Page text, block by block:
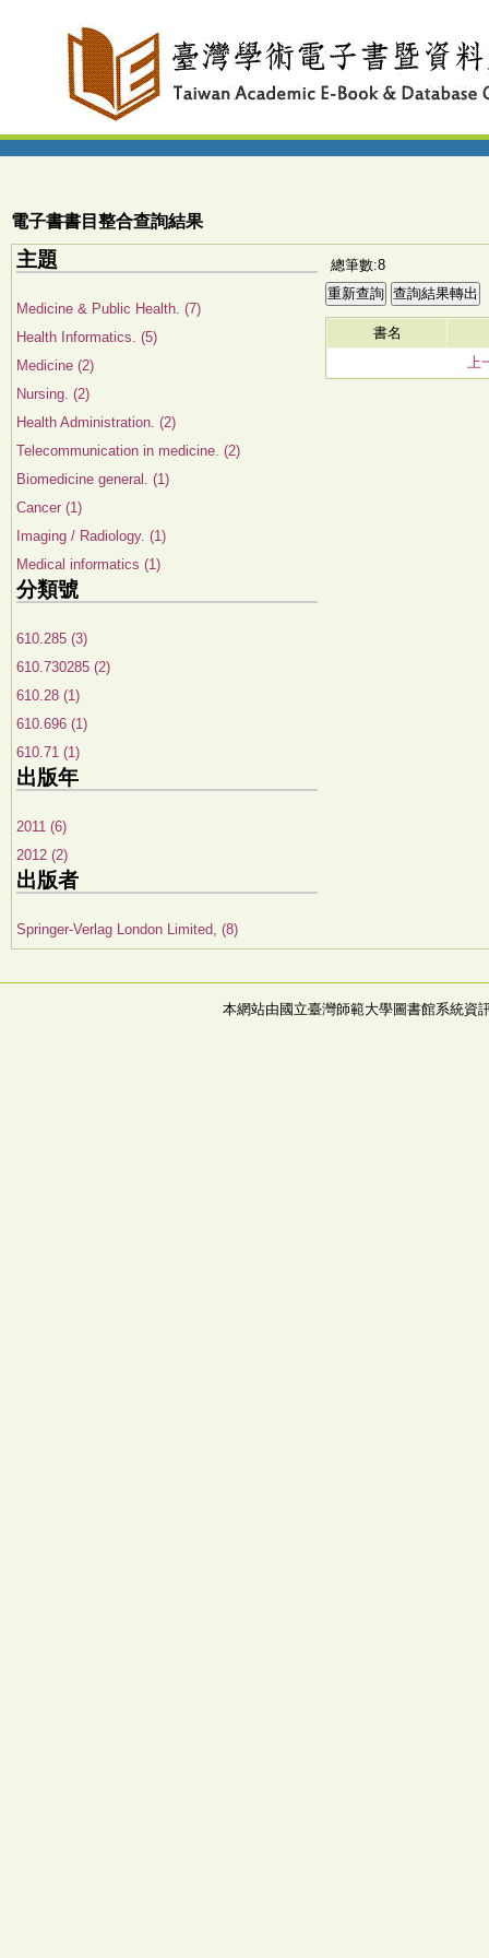
電子書書目整合查詢結果
主題
Medicine & Public Health. (7)
Health Informatics. (5)
Medicine (2)
Nursing. (2)
Health Administration. (2)
Telecommunication in medicine. (2)
Biomedicine general. (1)
Cancer (1)
Imaging / Radiology. (1)
Medical informatics (1)
分類號
610.285 (3)
610.730285 (2)
610.28 (1)
610.696 (1)
610.71 (1)
出版年
2011 (6)
2012 (2)
出版者
Springer-Verlag London Limited, (8)
總筆數:8
書名
上
本網站由國立臺灣師範大學圖書館系統資